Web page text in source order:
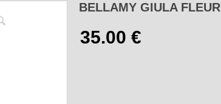
BELLAMY GIULA FLEUR